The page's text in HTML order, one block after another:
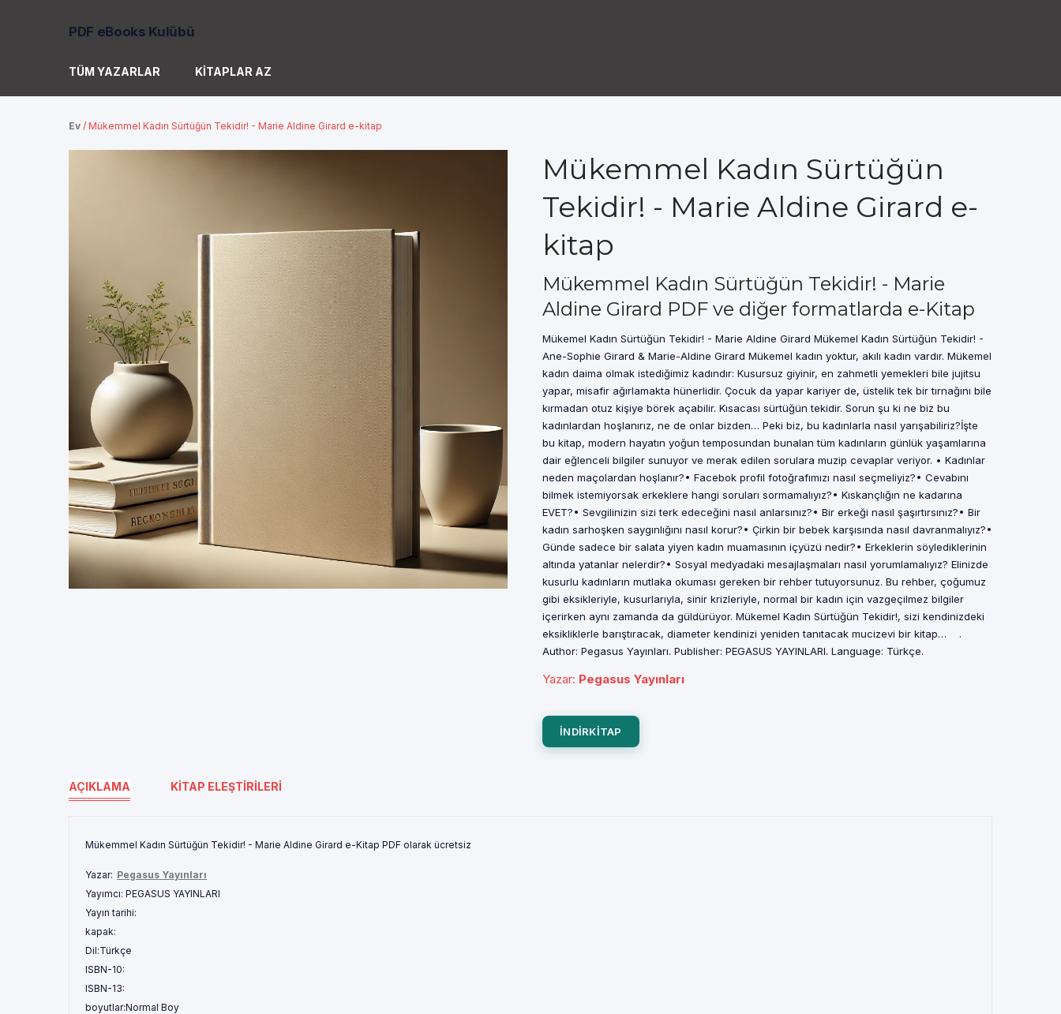
PDF eBooks Kulübü
TÜM YAZARLAR KITAPLAR AZ
Ev / Mükemmel Kadın Sürtüğün Tekidir! - Marie Aldine Girard e-kitap
Mükemmel Kadın Sürtüğün
Tekidir! - Marie Aldine Girard e-
kitap
Mükemmel Kadın Sürtüğün Tekidir! - Marie
Aldine Girard PDF ve diğer formatlarda e-Kitap
Mükemel Kadın Sürtüğün Tekidir! - Marie Aldine Girard Mükemel Kadın Sürtüğün Tekidir! -
Ane-Sophie Girard & Marie-Aldine Girard Mükemel kadın yoktur, akılı kadın vardır. Mükemel
kadın daima olmak istediğimiz kadındır: Kusursuz giyinir, en zahmetli yemekleri bile jujitsu
yapar, misafir ağırlamakta hünerlidir. Çocuk da yapar kariyer de, üstelik tek bir tırnağını bile
kırmadan otuz kişiye börek açabilir. Kısacası sürtüğün tekidir. Sorun şu ki ne biz bu
kadınlardan hoşlanırız, ne de onlar bizden… Peki biz, bu kadınlarla nasıl yarışabiliriz?İşte
bu kitap, modern hayatın yoğun temposundan bunalan tüm kadınların günlük yaşamlarına
dair eğlenceli bilgiler sunuyor ve merak edilen sorulara muzip cevaplar veriyor. • Kadınlar
neden maçolardan hoşlanır?• Facebok profil fotoğrafımızı nasıl seçmeliyiz?• Cevabını
bilmek istemiyorsak erkeklere hangi soruları sormamalıyız?• Kıskançlığın ne kadarına
EVET?• Sevgilinizin sizi terk edeceğini nasıl anlarsınız?• Bir erkeği nasıl şaşırtırsınız?• Bir
kadın sarhoşken saygınlığını nasıl korur?• Çirkin bir bebek karşısında nasıl davranmalıyız?•
Günde sadece bir salata yiyen kadın muamasının içyüzü nedir?• Erkeklerin söylediklerinin
altında yatanlar nelerdir?• Sosyal medyadaki mesajlaşmaları nasıl yorumlamalıyız? Elinizde
kusurlu kadınların mutlaka okuması gereken bir rehber tutuyorsunuz. Bu rehber, çoğumuz
gibi eksikleriyle, kusurlarıyla, sinir krizleriyle, normal bir kadın için vazgeçilmez bilgiler
içerirken aynı zamanda da güldürüyor. Mükemel Kadın Sürtüğün Tekidir!, sizi kendinizdeki
eksikliklerle barıştıracak, diameter kendinizi yeniden tanıtacak mucizevi bir kitap… .
Author: Pegasus Yayınları. Publisher: PEGASUS YAYINLARI. Language: Türkçe.
Yazar: Pegasus Yayınları
INDIRKITAP
AÇIKLAMA KITAP ELEŞTIRILERI
Mükemmel Kadın Sürtüğün Tekidir! - Marie Aldine Girard e-Kitap PDF olarak ücretsiz
Yazar: Pegasus Yayınları
Yayımcı: PEGASUS YAYINLARI
Yayın tarihi:
kapak:
Dil:Türkçe
ISBN-10:
ISBN-13:
boyutlar:Normal Boy